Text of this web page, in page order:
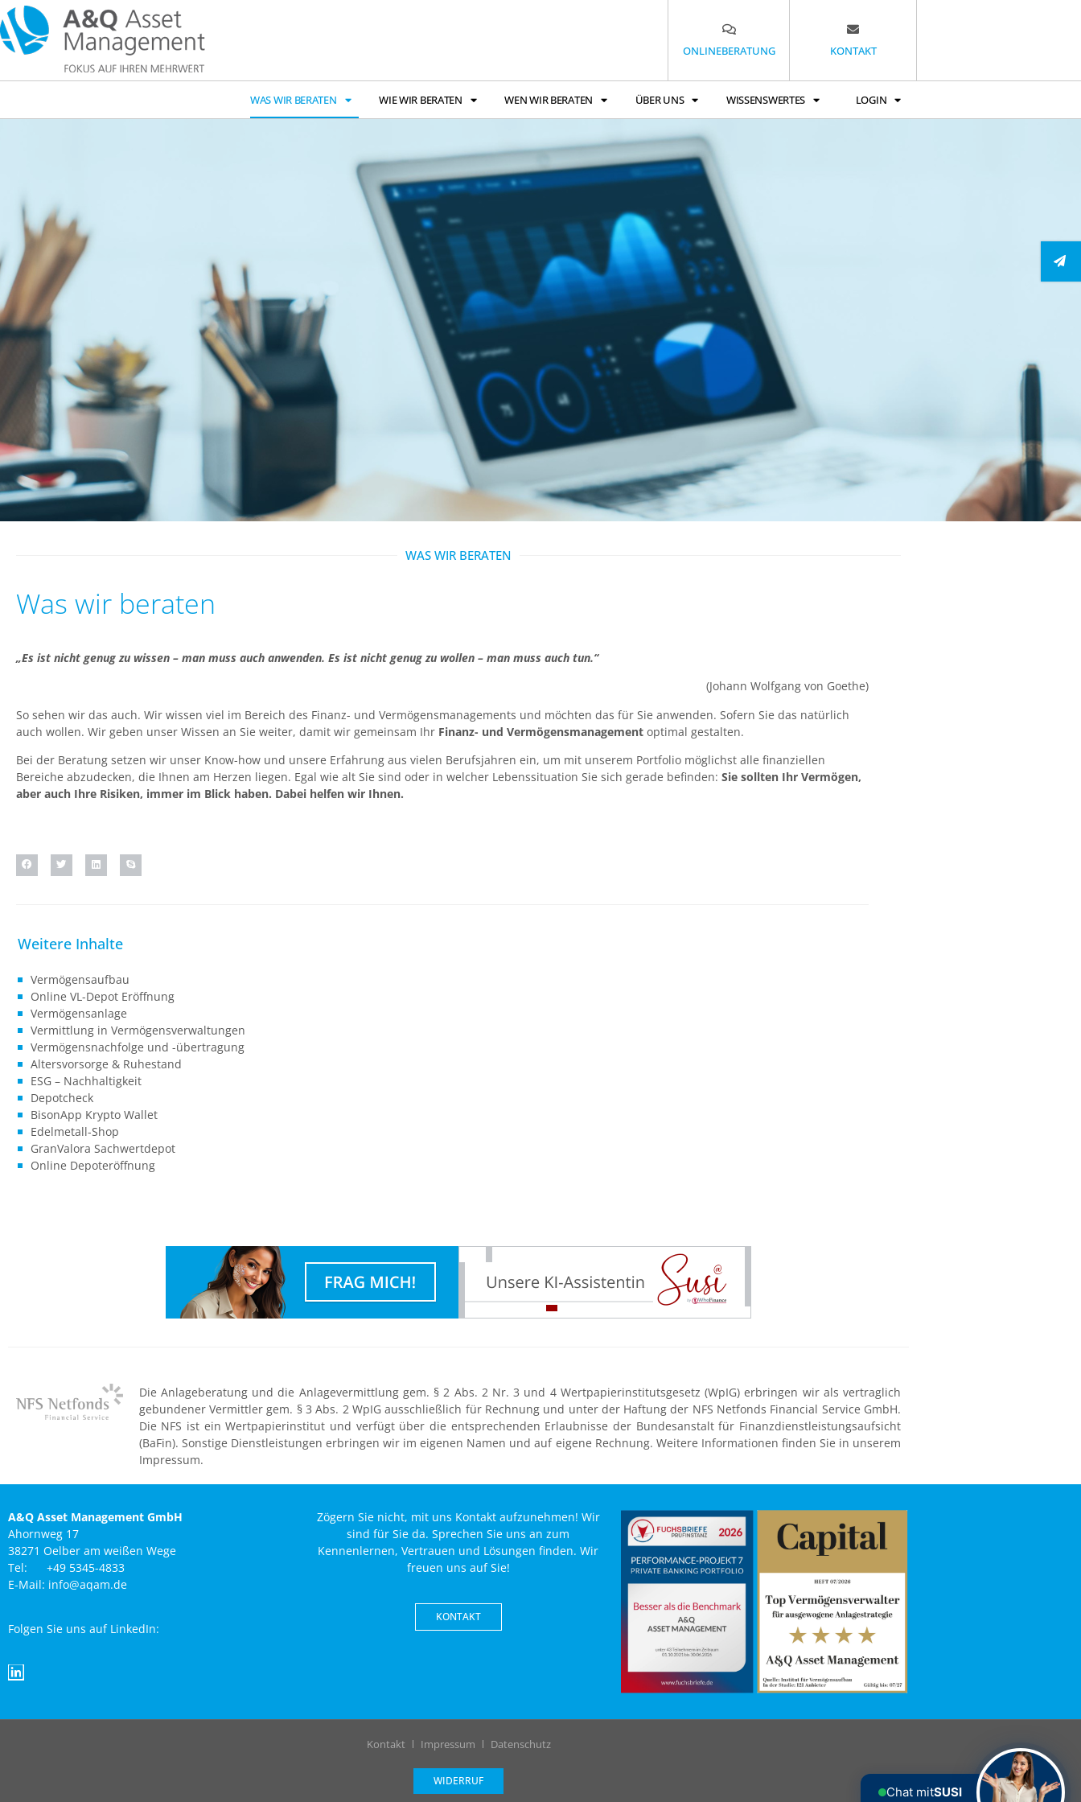
ONLINEBERATUNG KONTAKT
WAS WIR BERATEN WIE WIR BERATEN WEN WIR BERATEN ÜBER UNS WISSENSWERTES LOGIN
WAS WIR BERATEN
Was wir beraten
„Es ist nicht genug zu wissen – man muss auch anwenden. Es ist nicht genug zu wollen – man muss auch tun.“
(Johann Wolfgang von Goethe)
So sehen wir das auch. Wir wissen viel im Bereich des Finanz- und Vermögensmanagements und möchten das für Sie anwenden. Sofern Sie das natürlich
auch wollen. Wir geben unser Wissen an Sie weiter, damit wir gemeinsam Ihr Finanz- und Vermögensmanagement optimal gestalten.
Bei der Beratung setzen wir unser Know-how und unsere Erfahrung aus vielen Berufsjahren ein, um mit unserem Portfolio möglichst alle finanziellen
Bereiche abzudecken, die Ihnen am Herzen liegen. Egal wie alt Sie sind oder in welcher Lebenssituation Sie sich gerade befinden: Sie sollten Ihr Vermögen,
aber auch Ihre Risiken, immer im Blick haben. Dabei helfen wir Ihnen.
Vermögensaufbau
Online VL-Depot Eröffnung
Vermögensanlage
Vermittlung in Vermögensverwaltungen
Vermögensnachfolge und -übertragung
Altersvorsorge & Ruhestand
ESG – Nachhaltigkeit
Depotcheck
BisonApp Krypto Wallet
Edelmetall-Shop
GranValora Sachwertdepot
Online Depoteröffnung
Die Anlageberatung und die Anlagevermittlung gem. § 2 Abs. 2 Nr. 3 und 4 Wertpapierinstitutsgesetz (WpIG) erbringen wir als vertraglich
gebundener Vermittler gem. § 3 Abs. 2 WpIG ausschließlich für Rechnung und unter der Haftung der NFS Netfonds Financial Service GmbH.
Die NFS ist ein Wertpapierinstitut und verfügt über die entsprechenden Erlaubnisse der Bundesanstalt für Finanzdienstleistungsaufsicht
(BaFin). Sonstige Dienstleistungen erbringen wir im eigenen Namen und auf eigene Rechnung. Weitere Informationen finden Sie in unserem
Impressum.
A&Q Asset Management GmbH
Ahornweg 17
38271 Oelber am weißen Wege
Tel: +49 5345-4833
E-Mail: info@aqam.de
Folgen Sie uns auf LinkedIn:
Zögern Sie nicht, mit uns Kontakt aufzunehmen! Wir
sind für Sie da. Sprechen Sie uns an zum
Kennenlernen, Vertrauen und Lösungen finden. Wir
freuen uns auf Sie!
KONTAKT
Kontakt Impressum Datenschutz
WIDERRUF
Chat mitSUSI